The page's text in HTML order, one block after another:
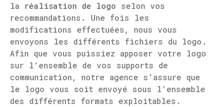
la réalisation de logo selon vos
recommandations. Une fois les
modifications effectuées, nous vous
envoyons les différents fichiers du logo.
Afin que vous puissiez apposer votre logo
sur l’ensemble de vos supports de
communication, notre agence s’assure que
le logo vous soit envoyé sous l’ensemble
des différents formats exploitables.